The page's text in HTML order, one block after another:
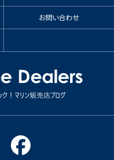
お問い合わせ